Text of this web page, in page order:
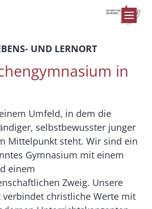
UND LERNORT
in
Umfeld, in dem die
selbstbewusster junger
Mittelpunkt steht. Wir sind ein
Gymnasium mit einem
einem
Zweig. Unsere
verbindet christliche Werte mit